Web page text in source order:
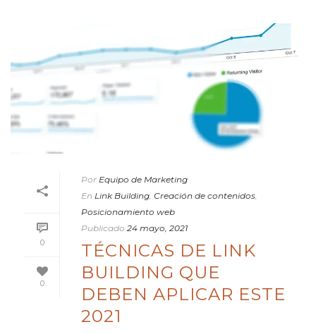
0
0
Por Equipo de Marketing
En Link Building Creación de contenidos
Posicionamiento web
Publicado 24 mayo, 2021
TÉCNICAS DE LINK
BUILDING QUE
DEBEN APLICAR ESTE
2021